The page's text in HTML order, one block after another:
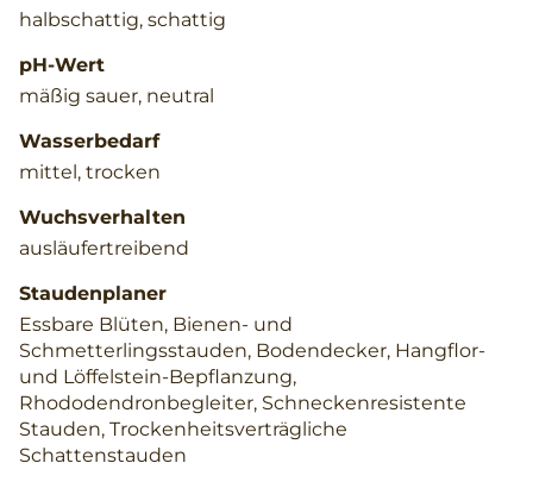
halbschattig, schattig
pH-Wert
mäßig sauer, neutral
Wasserbedarf
mittel, trocken
Wuchsverhalten
ausläufertreibend
Staudenplaner
Essbare Blüten, Bienen- und
Schmetterlingsstauden, Bodendecker, Hangflor-
und Löffelstein-Bepflanzung,
Rhododendronbegleiter, Schneckenresistente
Stauden, Trockenheitsverträgliche
Schattenstauden